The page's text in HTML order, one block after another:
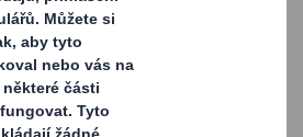
během letních prázdnin?
ve spolupráci s OC
výstavu „Krabicové